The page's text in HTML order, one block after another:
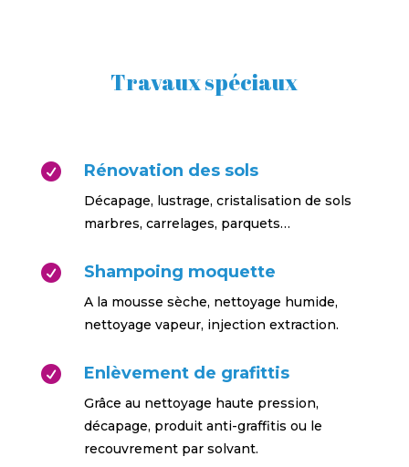
Travaux spéciaux
 Rénovation des sols
Décapage, lustrage, cristalisation de sols
marbres, carrelages, parquets…
 Shampoing moquette
A la mousse sèche, nettoyage humide,
nettoyage vapeur, injection extraction.
 Enlèvement de grafittis
Grâce au nettoyage haute pression,
décapage, produit anti-graffitis ou le
recouvrement par solvant.